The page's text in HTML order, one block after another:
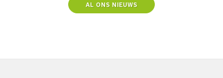
AL ONS NIEUWS